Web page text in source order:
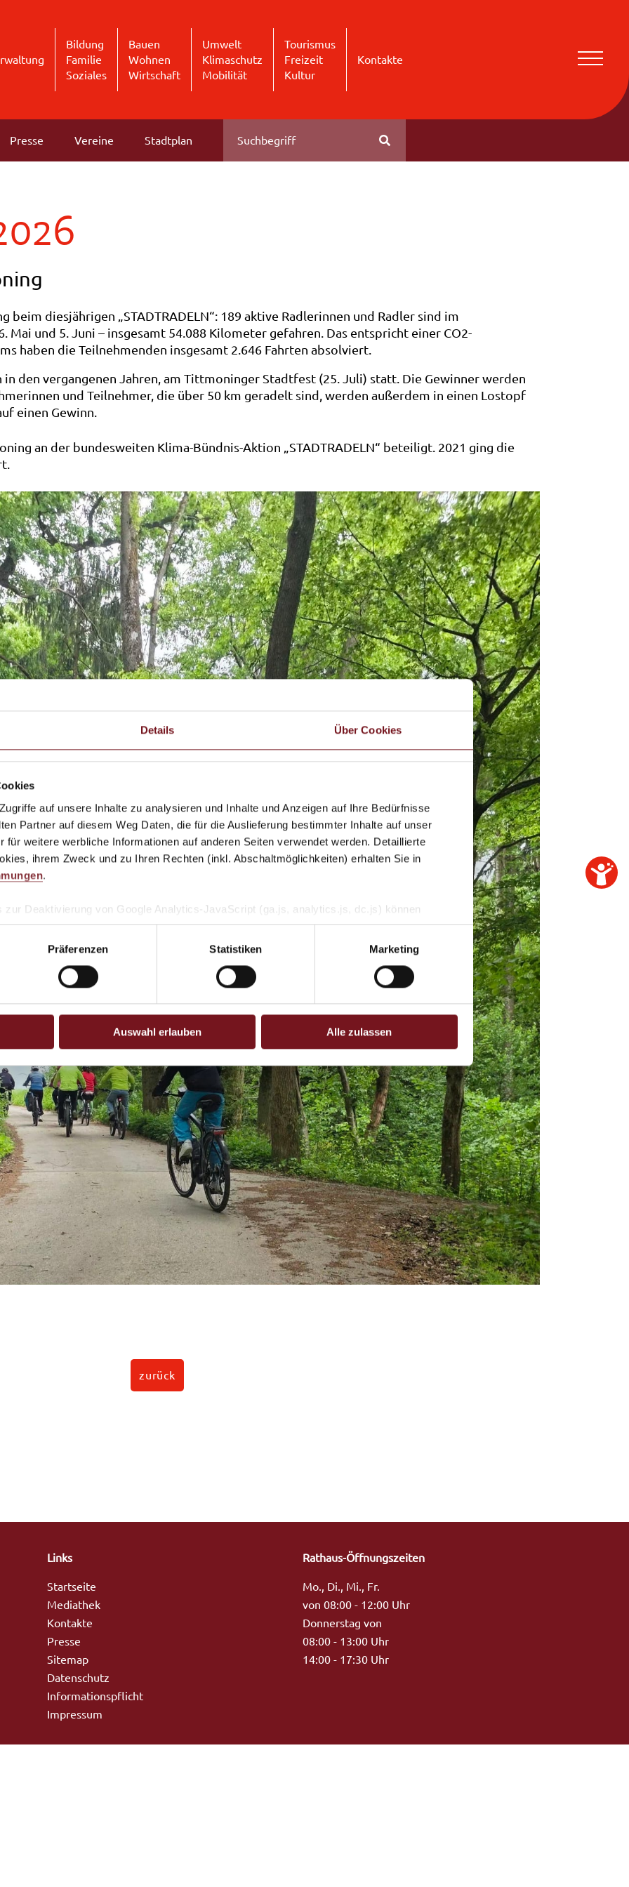
Details Über Cookies
auf unsere Inhalte zu analysieren und Inhalte und Anzeigen auf Ihre Bedürfnisse
Partner auf diesem Weg Daten, die für die Auslieferung bestimmter Inhalte auf unser
für weitere werbliche Informationen auf anderen Seiten verwendet werden. Detaillierte
ihrem Zweck und zu Ihren Rechten (inkl. Abschaltmöglichkeiten) erhalten Sie in
.
zur Deaktivierung von Google Analytics-JavaScript (ga.js, analytics.js, dc.js) können
dass Google Analytics ihre Daten verwendet.Wenn Sie Google Analytics deaktivieren
on für Ihren Webbrowser herunter und installieren Sie es.
Präferenzen Statistiken Marketing
Auswahl erlauben Alle zulassen
Bildung
Familie
Soziales
Bauen
Wohnen
Wirtschaft
Umwelt
Klimaschutz
Mobilität
Tourismus
Freizeit
Kultur
Kontakte
Presse Vereine Stadtplan
diesjährigen „STADTRADELN“: 189 aktive Radlerinnen und Radler sind im
Mai und 5. Juni – insgesamt 54.088 Kilometer gefahren. Das entspricht einer CO2-
haben die Teilnehmenden insgesamt 2.646 Fahrten absolviert.
den vergangenen Jahren, am Tittmoninger Stadtfest (25. Juli) statt. Die Gewinner werden
und Teilnehmer, die über 50 km geradelt sind, werden außerdem in einen Lostopf
einen Gewinn.
an der bundesweiten Klima-Bündnis-Aktion „STADTRADELN“ beteiligt. 2021 ging die
zurück
Links
Startseite
Mediathek
Kontakte
Presse
Sitemap
Datenschutz
Informationspflicht
Impressum
Rathaus-Öffnungszeiten
Mo., Di., Mi., Fr.
von 08:00 - 12:00 Uhr
Donnerstag von
08:00 - 13:00 Uhr
14:00 - 17:30 Uhr